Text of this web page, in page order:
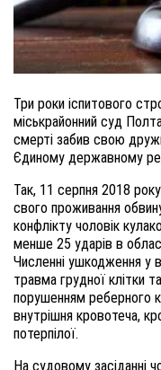
Три роки іспитового
міськрайонний суд
смерті забив свою
Єдиному державному
Так, 11 серпня 2018
свого проживання
конфлікту чоловік
менше 25 ударів в
Численні ушкодження у
травма грудної клітки
порушенням реберного
внутрішня кровотеча,
потерпілої.
На судовому засіданні